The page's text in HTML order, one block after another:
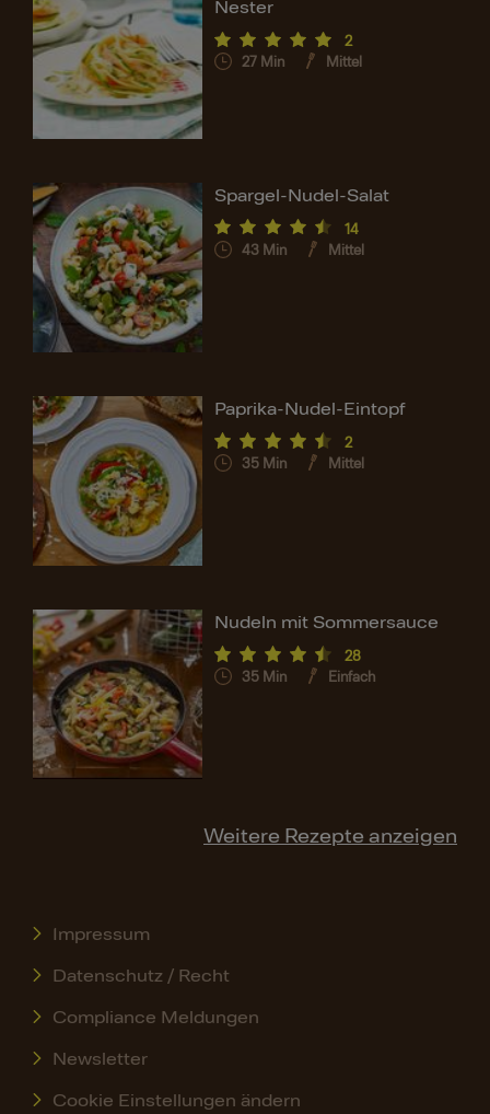
Nester
2
27 Min Mittel
Spargel-Nudel-Salat
14
43 Min Mittel
Paprika-Nudel-Eintopf
2
35 Min Mittel
Nudeln mit Sommersauce
28
35 Min Einfach
Weitere Rezepte anzeigen
Impressum
Datenschutz / Recht
Compliance Meldungen
Newsletter
Cookie Einstellungen ändern